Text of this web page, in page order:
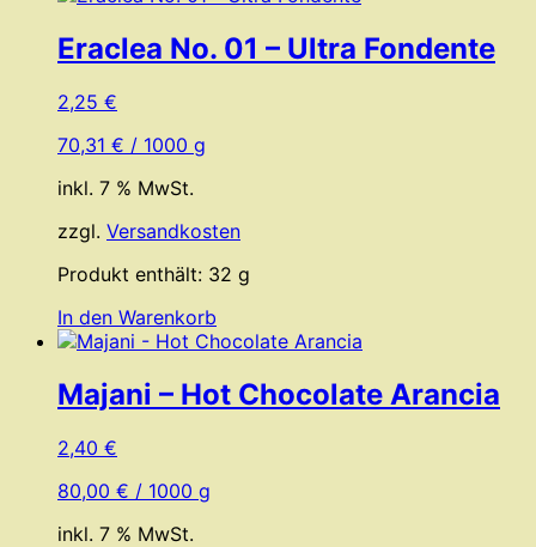
Eraclea No. 01 – Ultra Fondente
2,25 €
70,31 € / 1000 g
inkl. 7 % MwSt.
zzgl. Versandkosten
Produkt enthält: 32 g
In den Warenkorb
Majani – Hot Chocolate Arancia
2,40 €
80,00 € / 1000 g
inkl. 7 % MwSt.